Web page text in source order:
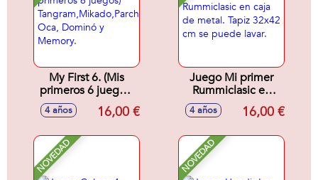
My First 6. (Mis
primeros 6 juegos)
Tangram,Mikado,Parchís,
Oca, Dominó y
4 años 16,00 €
Juego Mi primer
Rummiclasic en
caja de metal. Tapiz
32x42 cm se
4 años 16,00 €
NOVEDAD NOVEDAD